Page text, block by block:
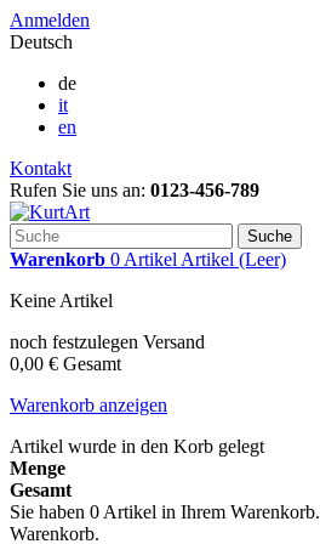
Anmelden
Deutsch
de
it
en
Kontakt
Rufen Sie uns an: 0123-456-789
Suche
Warenkorb 0 Artikel Artikel (Leer)
Keine Artikel
noch festzulegen Versand
0,00 € Gesamt
Warenkorb anzeigen
Artikel wurde in den Korb gelegt
Menge
Gesamt
Sie haben 0 Artikel in Ihrem Warenkorb.
Warenkorb.